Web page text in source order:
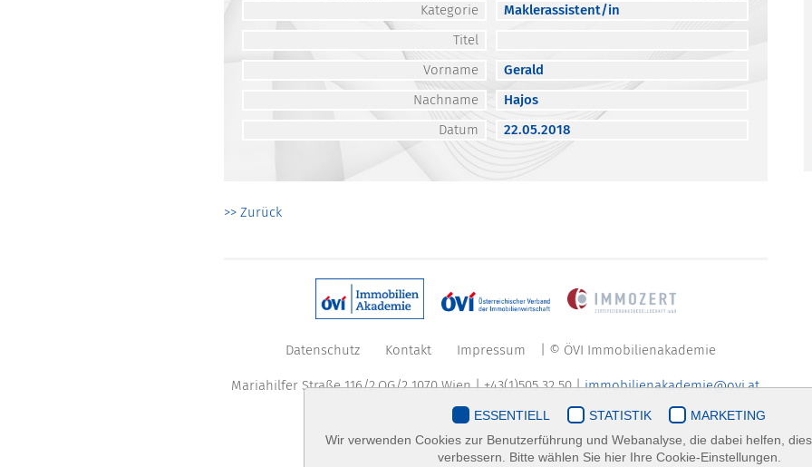
Kategorie
Maklerassistent/in
Titel
Vorname
Gerald
Nachname
Hajos
Datum
22.05.2018
>> Zurück
Datenschutz Kontakt Impressum | © ÖVI Immobilienakademie
Mariahilfer Straße 116/2.OG/2 1070 Wien | +43(1)505 32 50 |immobilienakademie@ovi.at
ESSENTIELL STATISTIK
MARKETING
Wir verwenden Cookies zur Benutzerführung und Webanalyse, die dabei helfen,
verbessern. Bitte wählen Sie hier Ihre Cookie-Einstellungen.